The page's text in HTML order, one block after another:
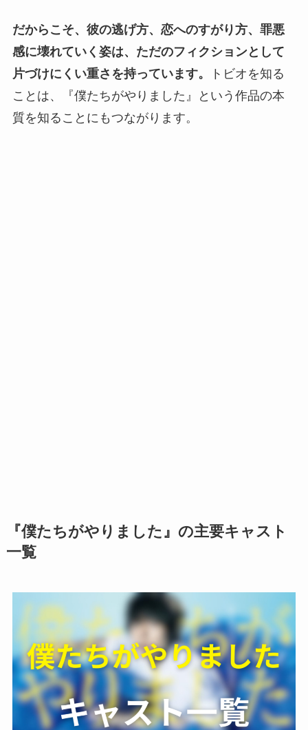
だからこそ、彼の逃げ方、恋へのすがり方、罪悪
感に壊れていく姿は、ただのフィクションとして
片づけにくい重さを持っています。
トビオを知る
ことは、『僕たちがやりました』という作品の本
質を知ることにもつながります。
『僕たちがやりました』の主要キャスト
一覧